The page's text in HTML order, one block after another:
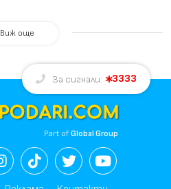
Виж още
За сигнали: 3333
Part ofGlobal Group